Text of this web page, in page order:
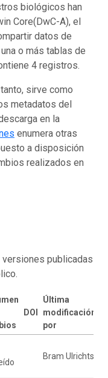
biológicos han
Core(DwC-A), el
datos de
o más tablas de
4 registros.
sirve como
metadatos del
en la
enumera otras
a disposición
realizados en
publicadas
DOI
Última
modificación
por
Bram Ulrichts